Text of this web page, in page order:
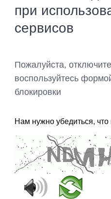
при
сервисов
Пожалуйста,
воспользуйтесь
блокировки
Нам нужно убедиться,